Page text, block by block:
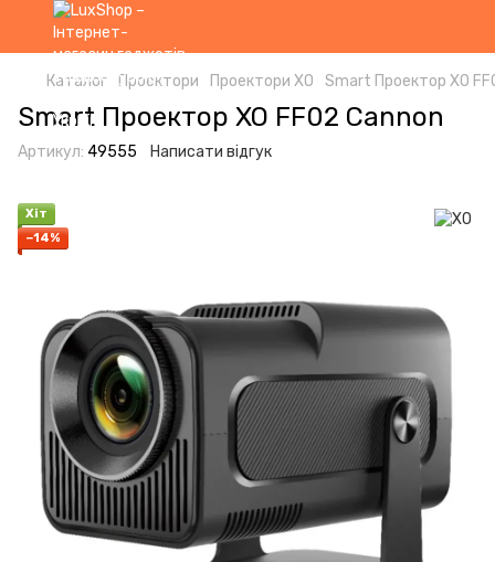
Каталог Проектори Проектори XO Smart Проектор XO
Smart Проектор XO FF02 Cannon
Артикул: 49555 Написати відгук
Хіт
−14%